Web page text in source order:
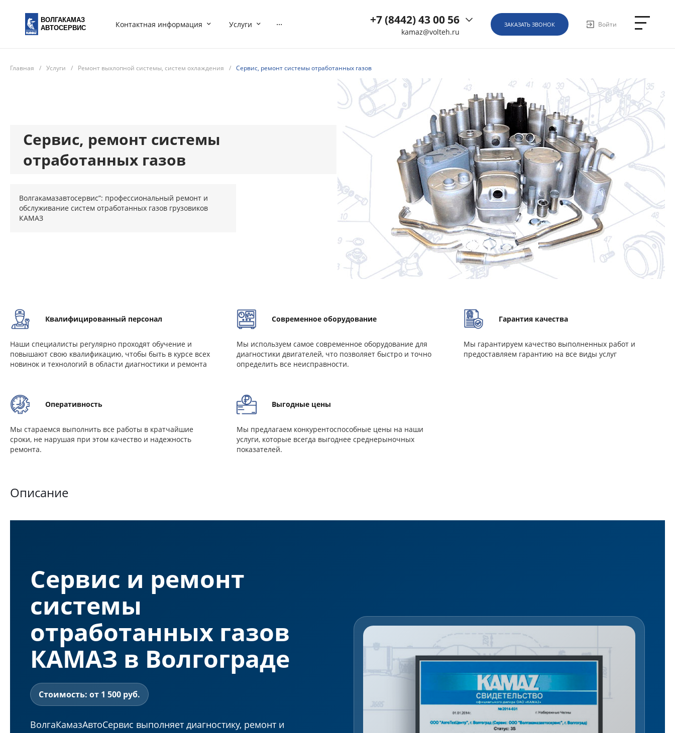
ВОЛГАКАМАЗ
АВТОСЕРВИС
Контактная информация Услуги ... +7 (8442) 43 00 56
40
Пн-Вс: 8:00-21:00 Нет
Выходной
kamaz@volteh.ru
+7 (909) 377 72 81
г. Котельниково, ул.
Северная, дом 5
Пн-Вс: 08:00-21:00 Нет
Выходной
ktl-buh@volteh.ru
kamaz@volteh.ru
ЗАКАЗАТЬ ЗВОНОК Войти
Главная / Услуги / Ремонт выхлопной системы, систем охлаждения / Сервис, ремонт системы отработанных газов
Сервис, ремонт системы
отработанных газов
Волгакамазавтосервис”: профессиональный ремонт и
обслуживание систем отработанных газов грузовиков
КАМАЗ
Квалифицированный персонал
Наши специалисты регулярно проходят обучение и
повышают свою квалификацию, чтобы быть в курсе всех
новинок и технологий в области диагностики и ремонта
Современное оборудование
Мы используем самое современное оборудование для
диагностики двигателей, что позволяет быстро и точно
определить все неисправности.
Гарантия качества
Мы гарантируем качество выполненных работ и
предоставляем гарантию на все виды услуг
Оперативность
Мы стараемся выполнить все работы в кратчайшие
сроки, не нарушая при этом качество и надежность
ремонта.
Выгодные цены
Мы предлагаем конкурентоспособные цены на наши
услуги, которые всегда выгоднее среднерыночных
показателей.
Описание
Сервис и ремонт
системы
отработанных газов
КАМАЗ в Волгограде
Стоимость: от 1 500 руб.
ВолгаКамазАвтоСервис выполняет диагностику, ремонт и